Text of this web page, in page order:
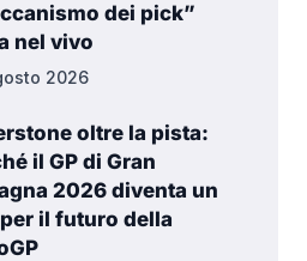
dei pick”
nel vivo
2026
oltre la pista:
il GP di Gran
2026 diventa un
il futuro della